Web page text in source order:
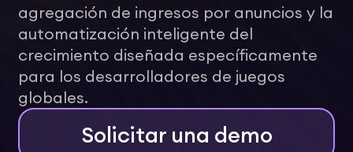
agregación de ingresos por anuncios y la
automatización inteligente del
crecimiento diseñada específicamente
para los desarrolladores de juegos
globales.
Solicitar una demo